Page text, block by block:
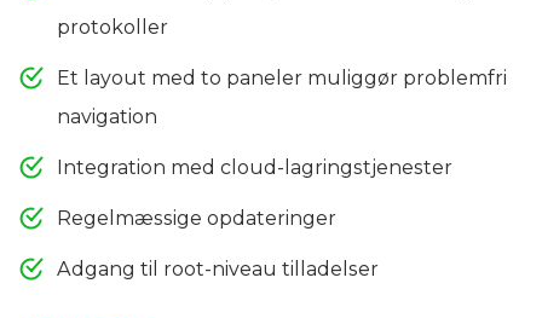
protokoller
Et layout med to paneler muliggør problemfri
navigation
Integration med cloud-lagringstjenester
Regelmæssige opdateringer
Adgang til root-niveau tilladelser